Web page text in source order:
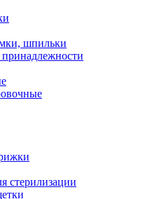
шпильки
стерилизации